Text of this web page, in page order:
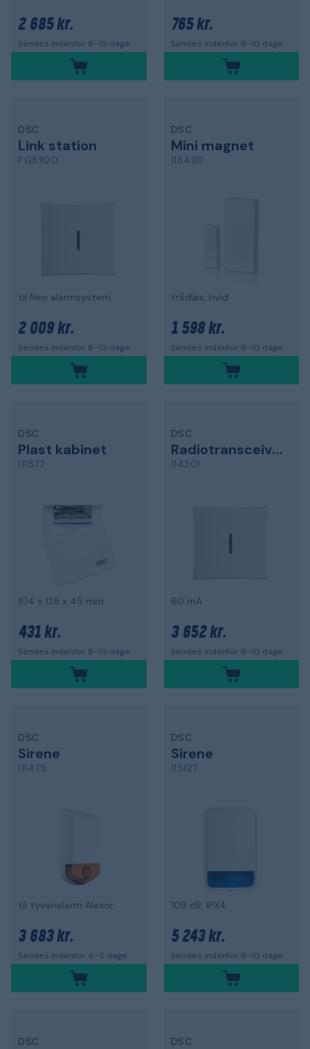
2 685 kr.
Sendes indenfor 8-10 dage
765 kr.
Sendes indenfor 8-10 dage
DSC
Link station
PG8920
til Neo alarmsystem
2 009 kr.
Sendes indenfor 8-10 dage
DSC
Mini magnet
118499
trådløs, hvid
1 598 kr.
Sendes indenfor 8-10 dage
DSC
Plast kabinet
111877
104 x 128 x 45 mm
431 kr.
Sendes indenfor 8-10 dage
DSC
Radiotransceiver
114301
60 mA
3 652 kr.
Sendes indenfor 8-10 dage
DSC
Sirene
111479
til tyverialarm Alexor
3 683 kr.
Sendes indenfor 4-5 dage
DSC
Sirene
115127
109 dB, IPX4
5 243 kr.
Sendes indenfor 8-10 dage
DSC DSC